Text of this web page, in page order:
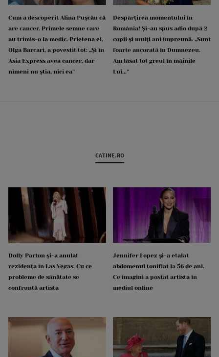
Cum a descoperit Alina Pușcău că
are cancer. Primele semne care
au trimis-o la medic. Prietena ei,
Olga Barcari, a povestit tot: „Și în
Asia Express avea cancer, dar
nimeni nu știa, nici ea”
Despărțirea momentului în
România! Și-au spus adio după 2
copii și mulți ani împreună. „Sunt
foarte ancorată în Dumnezeu.
Am lăsat tot greul în mâinile
Lui...”
CATINE.RO
Dolly Parton și-a anulat
rezidența în Las Vegas. Cu ce
probleme de sănătate se
confruntă artista
Jennifer Lopez și-a etalat
abdomenul tonifiat la 56 de ani.
Ce imagini a postat artista în
mediul online